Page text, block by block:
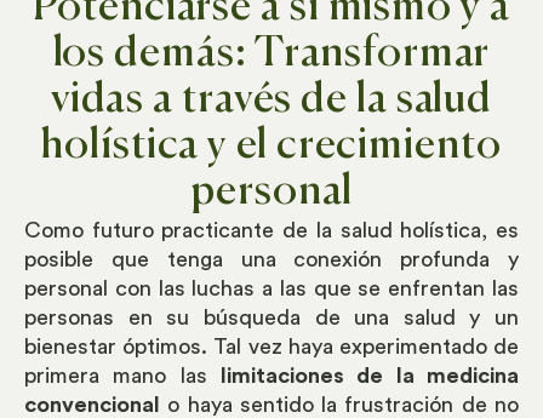
los demás: Transformar
vidas a través de la salud
holística y el crecimiento
personal
Como futuro practicante de la salud holística, es
posible que tenga una conexión profunda y
personal con las luchas a las que se enfrentan las
personas en su búsqueda de una salud y un
bienestar óptimos. Tal vez haya experimentado de
primera mano las
limitaciones de la medicina
convencional
o haya sentido la frustración de no